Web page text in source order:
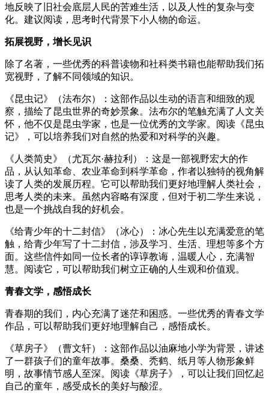
地反映了旧社会底层人民的苦难生活，以及人性的复杂与变
化。建议阅读，思考时代背景下小人物的命运。
拓展视野，增长见识
除了名著，一些优秀的科普读物和社科类书籍也能帮助我们拓
宽视野，了解不同领域的知识。
《昆虫记》（法布尔）：这部作品以生动的语言和细致的观
察，描绘了昆虫世界的奇妙景象。法布尔的笔触充满了人文关
怀，他不仅是昆虫学家，也是一位优秀的文学家。阅读《昆虫
记》，可以培养我们对自然的热爱和对科学的兴趣。
《人类简史》（尤瓦尔·赫拉利）：这是一部视野宏大的作
品，从认知革命、农业革命到科学革命，作者以独特的视角解
读了人类的发展历程。它可以帮助我们更好地理解人类社会，
思考人类的未来。虽然内容略有深度，但对于初二学生来说，
也是一个挑战自我的好机会。
《给青少年的十二封信》（冰心）：冰心先生以充满爱意的笔
触，给青少年写了十二封信，涉及学习、生活、理想等多个方
面。这些信件如同一位长者的谆谆教诲，温暖人心，充满智
慧。阅读它，可以帮助我们树立正确的人生观和价值观。
青春文学，感悟成长
青春期的我们，内心充满了迷茫和困惑。一些优秀的青春文学
作品，可以帮助我们更好地理解自己，感悟成长。
《草房子》（曹文轩）：这部作品以油麻地小学为背景，讲述
了一群孩子们的童年故事。桑桑、秃鹤、纸月等人物形象鲜
明，故事情节感人至深。阅读《草房子》，可以让我们回忆起
自己的童年，感受成长的美好与酸涩。